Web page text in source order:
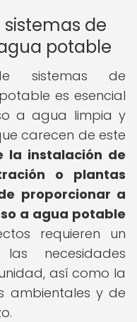
de
potable
sistemas de
es esencial
a agua limpia y
carecen de este
la instalación de
o plantas
proporcionar a
a agua potable
requieren un
necesidades
así como la
ambientales y de